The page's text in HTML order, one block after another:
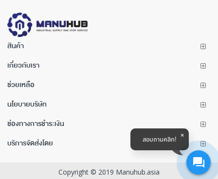
สินค้า
เกี่ยวกับเรา
ช่วยเหลือ
นโยบายบริษัท
ช่องทางการชำระเงิน
บริการจัดส่งโดย
Copyright © 2019 Manuhub.asia
สอบถามคลิก!